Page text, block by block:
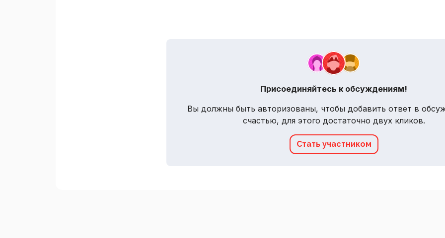
Присоединяйтесь к обсуждениям!
Вы должны быть авторизованы, чтобы добавить ответ в
счастью, для этого достаточно двух кликов.
Стать участником